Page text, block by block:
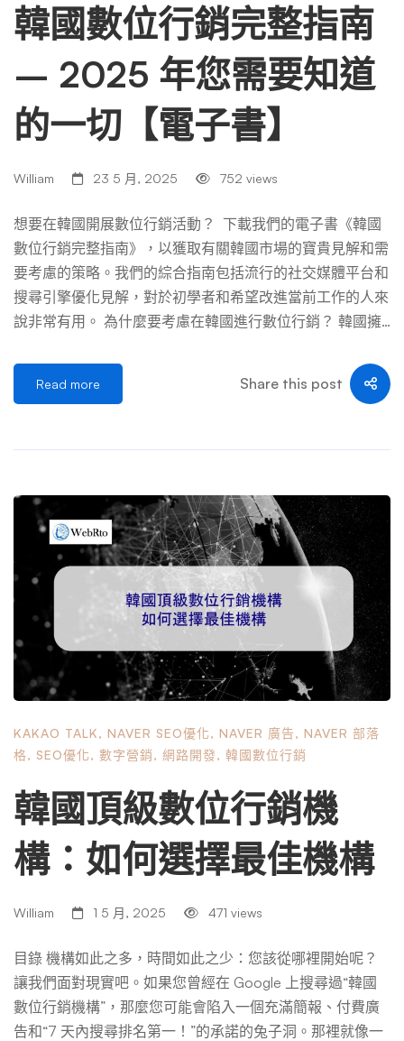
韓國人在 KakaoTalk 上花費的時間比任何其他行動應用程式
都多的事實，該平台在商業領域具有巨大的價值。讓我們探
討一下原因和方式。 韓國行動行銷的重要性 韓國的行動普
及率驚人，智慧型手機使用率接近 95%，公民每天在裝置
上花費的時間超過 200 分鐘。因此，忽視韓國的行動行銷
對企業來說是不可想像的。KakaoTalk 因其受歡迎程度和韓
式為主，其中 KakaoTalk 處於領先地位。考慮到它的廣泛影
響力和融入韓國生活的各個方面，企業不能忽視它。它不僅
僅是一個訊息應用程式；它提供遊戲、電子商務、內容等一
系列服務。 當一家企業在 Kaka […] …
韓國數位行銷完整指南
– 2025 年您需要知道
的一切【電子書】
William 23 5 月, 2025 752 views
想要在韓國開展數位行銷活動？ 下載我們的電子書《韓國
數位行銷完整指南》，以獲取有關韓國市場的寶貴見解和需
要考慮的策略。我們的綜合指南包括流行的社交媒體平台和
搜尋引擎優化見解，對於初學者和希望改進當前工作的人來
說非常有用。 為什麼要考慮在韓國進行數位行銷？ 韓國擁
術和領先品牌的故鄉。韓國是技術先進的國家之一，人口眾
多且富裕，對新產品和服務有強烈的需求。這是一個您的業
有吸引力的市場。15歲以上人口整體識字率為98%，81.5%
人口居住在城市地區，這都是開展行銷活動時需要考慮的重
要因素。 如今，幾乎每個韓國人 (96.6%) 都擁有智慧型手
機，與總人口相比，行動連線率為 122.6%。98% 的人口可
以上網，而社群媒體的使用率也達到頂峰，91.2% 的人口活
躍在社群媒體上。筆記型電腦/桌上型電腦和平板電腦等設
備變得越來越普遍，分別有 76.9% 和 36.5% 的人口擁有一
台。毫無疑問，韓國市場正在迅速數位化，企業應該明智地
注意到這一點。 韓國是世界上網路和智慧型手機普及率最
眾。因此，對於可以透過數位管道接觸消費者的企業來說，
存在著龐大的市場。這本電子書為您提供的資訊可以幫助您
以下是您可以在我們的電子書中閱讀的內容的一瞥 誰應該
者，本指南概述了數位景觀，重點是趨勢和機會。我們涵蓋
最受歡迎的平台和管道以及最有效的策略。無論您是第一次
進入韓國市場，還是想為現有的行銷活動補充能量，本指南
數位行銷經理以及任何對韓國數位行銷感興趣的人。我們希
望本指南對您有所幫助，並祝福您在韓國的數位行銷事業取
得成功。 為什麼韓國的數位行銷與眾不同？ 你們大多數人
可能熟悉數位行銷。它涉及搜尋引擎行銷、SEO、社交媒
Read more Share this post
KAKAO TALK, NAVER SEO優化, NAVER 廣告, NAVER 部落
格, SEO優化, 數字營銷, 網路開發, 韓國數位行銷
韓國頂級數位行銷機
構：如何選擇最佳機構
William 1 5 月, 2025 471 views
目錄 機構如此之多，時間如此之少：您該從哪裡開始呢？
讓我們面對現實吧。如果您曾經在 Google 上搜尋過“韓國
數位行銷機構”，那麼您可能會陷入一個充滿簡報、付費廣
告和“7 天內搜尋排名第一！”的承諾的兔子洞。那裡就像一